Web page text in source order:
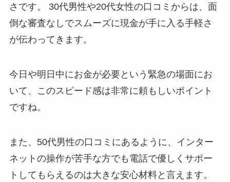
さです。 30代男性や20代女性の口コミからは、面
倒な審査なしでスムーズに現金が手に入る手軽さ
が伝わってきます。
今日や明日中にお金が必要という緊急の場面にお
いて、このスピード感は非常に頼もしいポイント
ですね。
また、50代男性の口コミにあるように、インター
ネットの操作が苦手な方でも電話で優しくサポー
トしてもらえるのは大きな安心材料と言えます。